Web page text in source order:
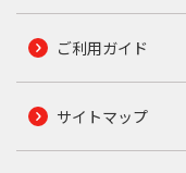
ご利用ガイド
サイトマップ